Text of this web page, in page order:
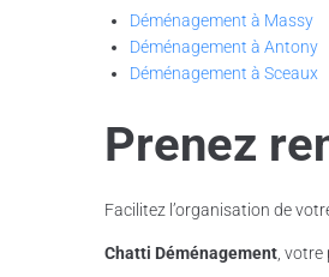
Déménagement à Massy
Déménagement à Antony
Déménagement à Sceaux
Prenez
Facilitez l’organisation de
Chatti Déménagement ,